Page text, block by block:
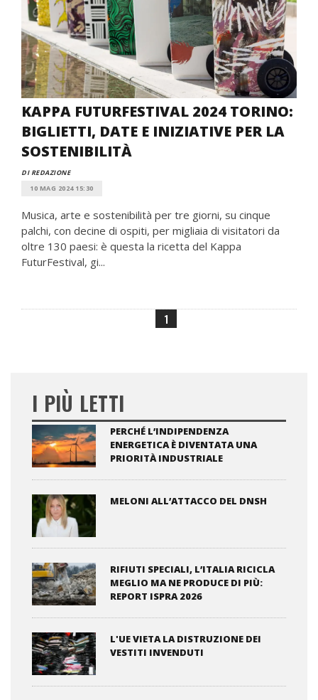
KAPPA FUTURFESTIVAL 2024 TORINO:
BIGLIETTI, DATE E INIZIATIVE PER LA
SOSTENIBILITÀ
DI REDAZIONE
10 MAG 2024 15:30
Musica, arte e sostenibilità per tre giorni, su cinque
palchi, con decine di ospiti, per migliaia di visitatori da
oltre 130 paesi: è questa la ricetta del Kappa
FuturFestival, gi...
1
I PIÙ LETTI
PERCHÉ L’INDIPENDENZA
ENERGETICA È DIVENTATA UNA
PRIORITÀ INDUSTRIALE
MELONI ALL’ATTACCO DEL DNSH
RIFIUTI SPECIALI, L’ITALIA RICICLA
MEGLIO MA NE PRODUCE DI PIÙ:
REPORT ISPRA 2026
L'UE VIETA LA DISTRUZIONE DEI
VESTITI INVENDUTI